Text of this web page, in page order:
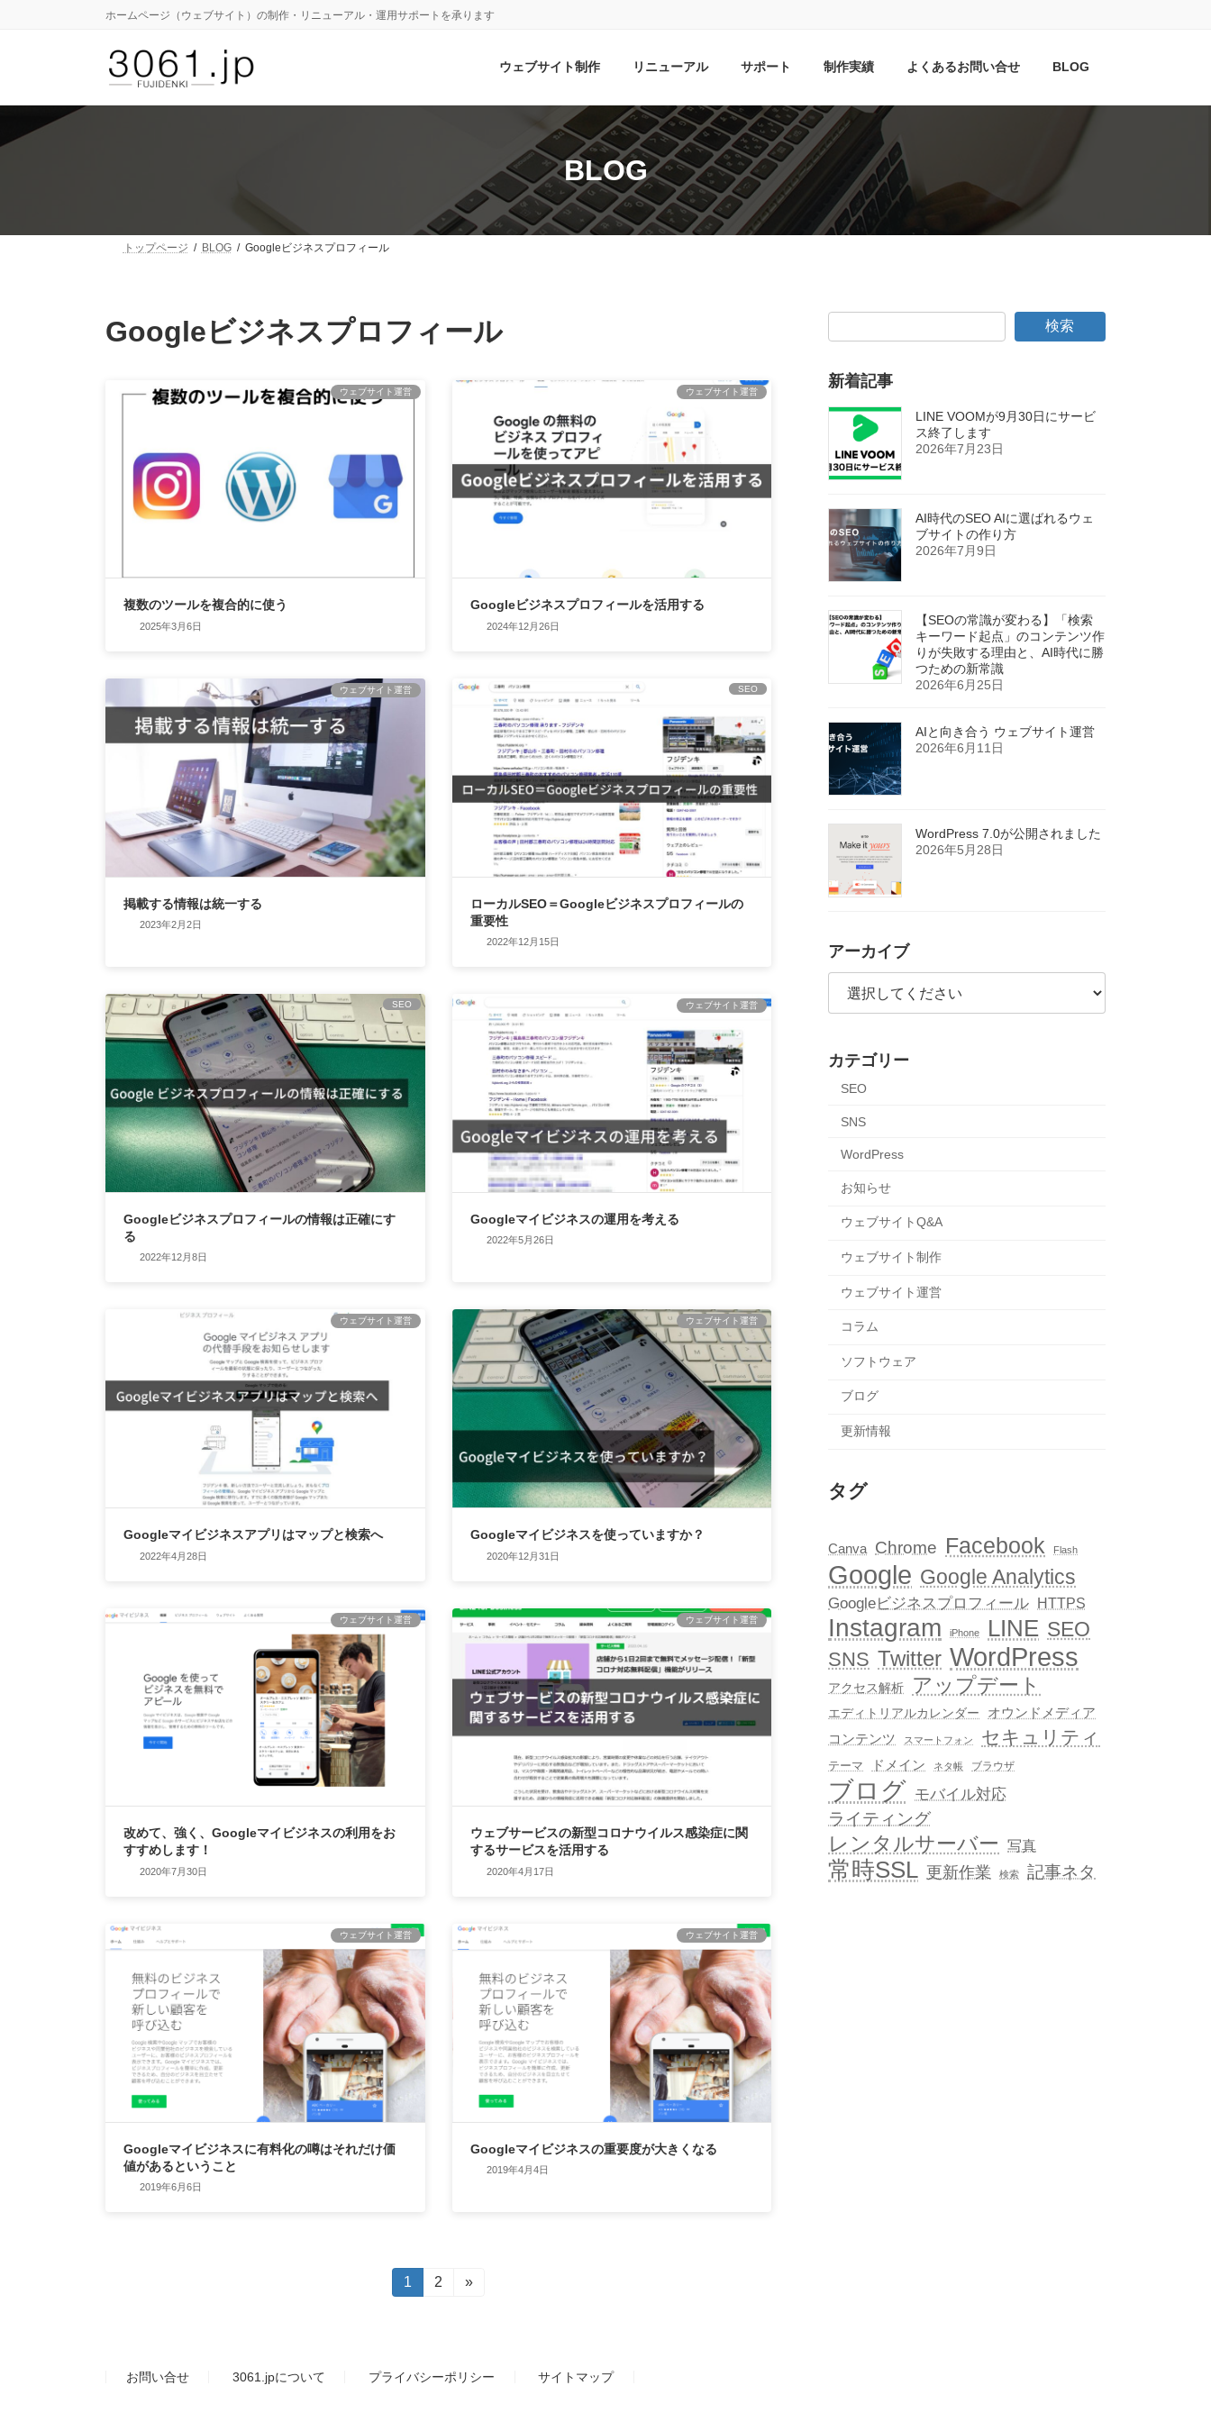
へ
キ
ョ
に
ホームページ（ウェブサイト）の制作・リニューアル・運用サポートを承ります
ウェブサイト制作 リニューアル サポート 制作実績 よくあるお問い合せ BLOG
BLOG
トップページ BLOG Googleビジネスプロフィール
Googleビジネスプロフィール
ウェブサイト運営
複数のツールを複合的に使う
2025年3月6日
ウェブサイト運営
Googleビジネスプロフィールを活用する
2024年12月26日
ウェブサイト運営
掲載する情報は統一する
2023年2月2日
SEO
ローカルSEO＝Googleビジネスプロフィールの
重要性
2022年12月15日
SEO
Googleビジネスプロフィールの情報は正確にす
る
2022年12月8日
ウェブサイト運営
Googleマイビジネスの運用を考える
2022年5月26日
ウェブサイト運営
Googleマイビジネスアプリはマップと検索へ
2022年4月28日
ウェブサイト運営
Googleマイビジネスを使っていますか？
2020年12月31日
ウェブサイト運営
改めて、強く、Googleマイビジネスの利用をお
すすめします！
2020年7月30日
ウェブサイト運営
ウェブサービスの新型コロナウイルス感染症に関
するサービスを活用する
2020年4月17日
ウェブサイト運営
Googleマイビジネスに有料化の噂はそれだけ価
値があるということ
2019年6月6日
ウェブサイト運営
Googleマイビジネスの重要度が大きくなる
2019年4月4日
ペ
固
定
1
固
2 »
検索
新着記事
LINE VOOMが9月30日にサービ
ス終了します
2026年7月23日
AI時代のSEO AIに選ばれるウェ
ブサイトの作り方
2026年7月9日
【SEOの常識が変わる】「検索
キーワード起点」のコンテンツ作
りが失敗する理由と、AI時代に勝
つための新常識
2026年6月25日
AIと向き合う ウェブサイト運営
2026年6月11日
WordPress 7.0が公開されました
2026年5月28日
アーカイブ
カテゴリー
SEO
SNS
WordPress
お知らせ
ウェブサイトQ&A
ウェブサイト制作
ウェブサイト運営
コラム
ソフトウェア
ブログ
更新情報
タグ
Canva Chrome Facebook Flash
Google Google Analytics
Googleビジネスプロフィール HTTPS
Instagram iPhone LINE SEO
SNS Twitter WordPress
アクセス解析 アップデート
エディトリアルカレンダー
オウンドメディア
コンテンツ
スマートフォン セキュリティ
テーマ ドメイン ネタ帳 ブラウザ
ブログ モバイル対応
ライティング
レンタルサーバー 写真
常時SSL 更新作業 検索 記事ネタ
お問い合せ 3061.jpについて プライバシーポリシー サイトマップ